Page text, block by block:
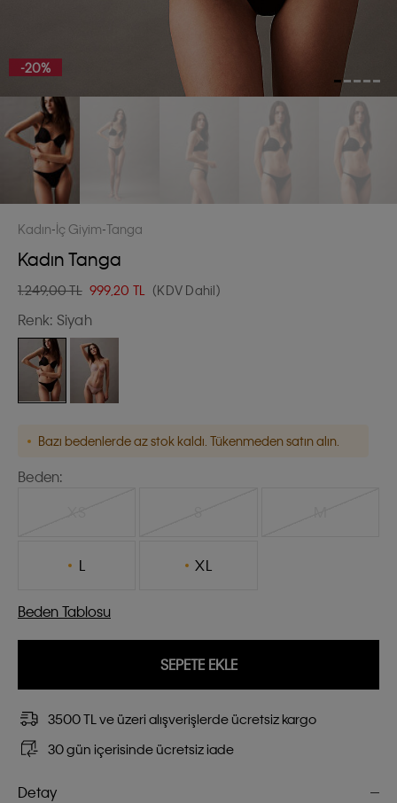
-20%
Kadın İç Giyim Tanga
Kadın Tanga
1.249,00 TL 999,20 TL (KDV Dahil)
Renk: Siyah
Bazı bedenlerde az stok kaldı. Tükenmeden satın alın.
Beden:
L XL
Beden Tablosu
SEPETE EKLE
3500 TL ve üzeri alışverişlerde ücretsiz kargo
30 gün içerisinde ücretsiz iade
Detay